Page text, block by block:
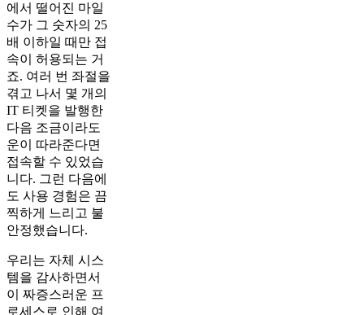
에서 떨어진 마일
수가 그 숫자의 25
배 이하일 때만 접
속이 허용되는 거
죠. 여러 번 좌절을
겪고 나서 몇 개의
IT 티켓을 발행한
다음 조금이라도
운이 따라준다면
접속할 수 있었습
니다. 그런 다음에
도 사용 경험은 끔
찍하게 느리고 불
안정했습니다.
우리는 자체 시스
템을 감사하면서
이 짜증스러운 프
로세스로 인해 여